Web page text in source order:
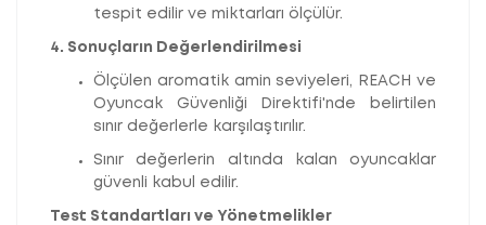
tespit edilir ve miktarları ölçülür.
4. Sonuçların Değerlendirilmesi
Ölçülen aromatik amin seviyeleri, REACH ve
Oyuncak Güvenliği Direktifi'nde belirtilen
sınır değerlerle karşılaştırılır.
Sınır değerlerin altında kalan oyuncaklar
güvenli kabul edilir.
Test Standartları ve Yönetmelikler